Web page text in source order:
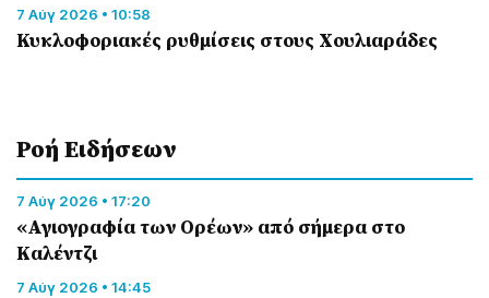
7 Αύγ 2026 • 10:58
Κυκλοφοριακές ρυθμίσεις στους Χουλιαράδες
Ροή Eιδήσεων
7 Αύγ 2026 • 17:20
«Αγιογραφία των Ορέων» από σήμερα στο
Καλέντζι
7 Αύγ 2026 • 14:45